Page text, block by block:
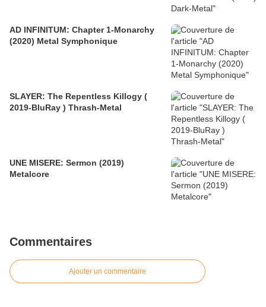
AD INFINITUM: Chapter 1-Monarchy
(2020) Metal Symphonique
SLAYER: The Repentless Killogy (
2019-BluRay ) Thrash-Metal
UNE MISERE: Sermon (2019)
Metalcore
Commentaires
Ajouter un commentaire